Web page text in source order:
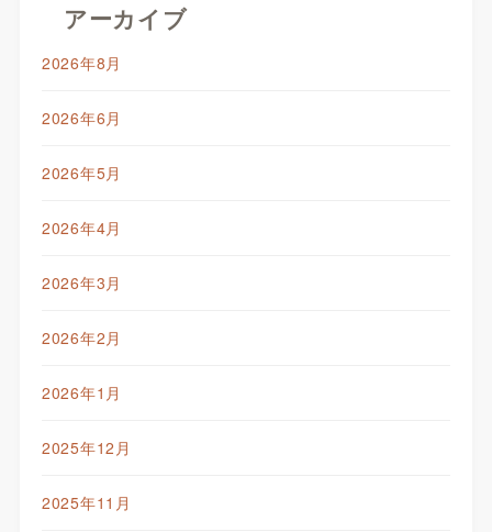
アーカイブ
2026年8月
2026年6月
2026年5月
2026年4月
2026年3月
2026年2月
2026年1月
2025年12月
2025年11月